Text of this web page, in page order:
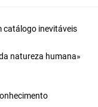
catálogo inevitáveis
natureza humana»